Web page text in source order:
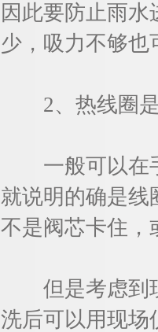
因此要防止雨
少，吸力不够也
2、热线圈是
一般可以在手
就说明的确是线
不是阀芯卡住，
但是考虑到现
洗后可以用现场